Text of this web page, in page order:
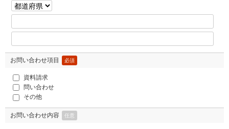
お問い合わせ項目 必須
資料請求
問い合わせ
その他
お問い合わせ内容 任意